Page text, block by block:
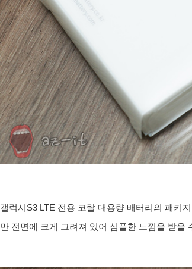
갤럭시S3 LTE 전용 코랄 대용량 배터리의 패키
만 전면에 크게 그려져 있어 심플한 느낌을 받을